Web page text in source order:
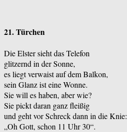
21. Türchen
Die Elster sieht das Telefon
glitzernd in der Sonne,
es liegt verwaist auf dem Balkon,
sein Glanz ist eine Wonne.
Sie will es haben, aber wie?
Sie pickt daran ganz fleißig
und geht vor Schreck dann in die Knie:
„Oh Gott, schon 11 Uhr 30“.